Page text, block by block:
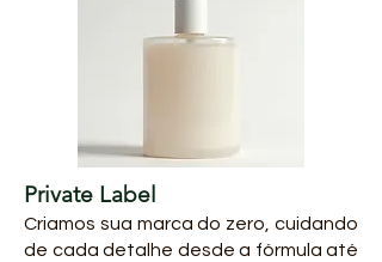
Private Label
Criamos sua marca do zero, cuidando
de cada detalhe desde a fórmula até